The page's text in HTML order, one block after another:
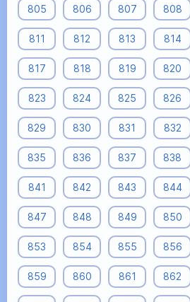
805 806 807 808
811 812 813 814
817 818 819 820
823 824 825 826
829 830 831 832
835 836 837 838
841 842 843 844
847 848 849 850
853 854 855 856
859 860 861 862